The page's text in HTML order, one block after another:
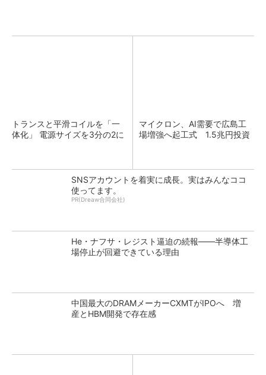
トランスと平滑コイルを「一
体化」 電源サイズを3分の2に
マイクロン、AI需要で広島工
場増強へ起工式 1.5兆円投資
SNSアカウントを着実に成長。実はみんなココ
使ってます。
PR(Dreaw合同会社)
He・ナフサ・レジスト逼迫の続報――半導体工
場停止が回避できている理由
中国最大のDRAMメーカーCXMTがIPOへ 増
産とHBM開発で存在感